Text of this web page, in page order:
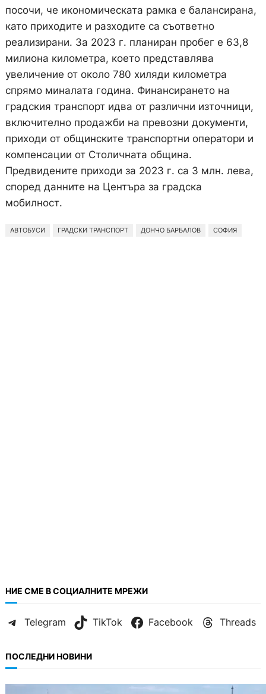
посочи, че икономическата рамка е балансирана,
като приходите и разходите са съответно
реализирани. За 2023 г. планиран пробег е 63,8
милиона километра, което представлява
увеличение от около 780 хиляди километра
спрямо миналата година. Финансирането на
градския транспорт идва от различни източници,
включително продажби на превозни документи,
приходи от общинските транспортни оператори и
компенсации от Столичната община.
Предвидените приходи за 2023 г. са 3 млн. лева,
според данните на Центъра за градска
мобилност.
АВТОБУСИ ГРАДСКИ ТРАНСПОРТ ДОНЧО БАРБАЛОВ СОФИЯ
НИЕ СМЕ В СОЦИАЛНИТЕ МРЕЖИ
Telegram TikTok Facebook Threads
ПОСЛЕДНИ НОВИНИ